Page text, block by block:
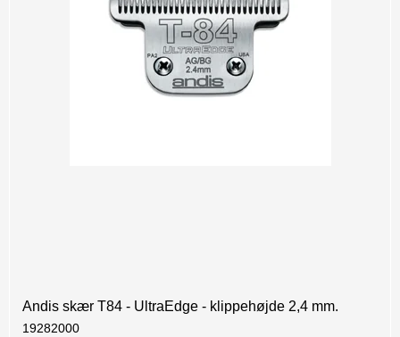
Andis skær T84 - UltraEdge - klippehøjde 2,4 mm.
19282000